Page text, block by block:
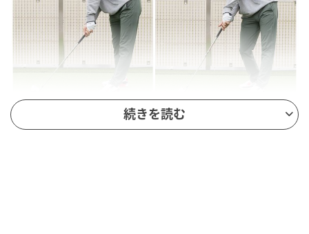
She GOLF【シーゴルフ】
続きを読む